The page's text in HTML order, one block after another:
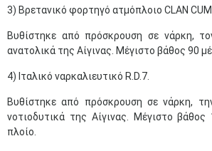
3) Βρετανικό φορτηγό ατμόπλοιο CLAN
Βυθίστηκε από πρόσκρουση σε νάρκη,
ανατολικά της Αίγινας. Μέγιστο βάθος 90
4) Ιταλικό ναρκαλιευτικό R.D.7.
Βυθίστηκε από πρόσκρουση σε νάρκη,
νοτιοδυτικά της Αίγινας. Μέγιστο
πλοίο.